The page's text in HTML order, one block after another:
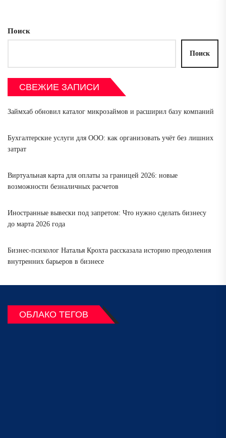
Поиск
Поиск
СВЕЖИЕ ЗАПИСИ
Займхаб обновил каталог микрозаймов и расширил базу компаний
Бухгалтерские услуги для ООО: как организовать учёт без лишних
затрат
Виртуальная карта для оплаты за границей 2026: новые
возможности безналичных расчетов
Иностранные вывески под запретом: Что нужно сделать бизнесу
до марта 2026 года
Бизнес-психолог Наталья Крохта рассказала историю преодоления
внутренних барьеров в бизнесе
ОБЛАКО ТЕГОВ